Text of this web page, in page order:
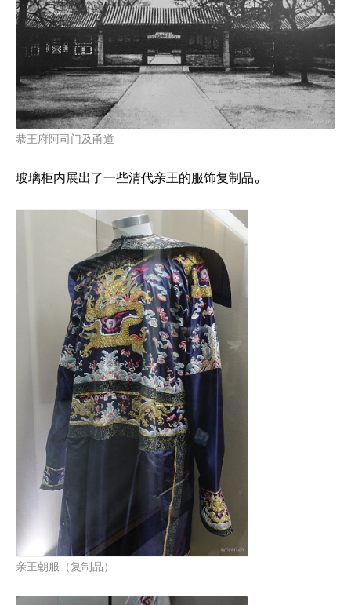
恭王府阿司门及甬道
玻璃柜内展出了一些清代亲王的服饰复制品。
亲王朝服（复制品）